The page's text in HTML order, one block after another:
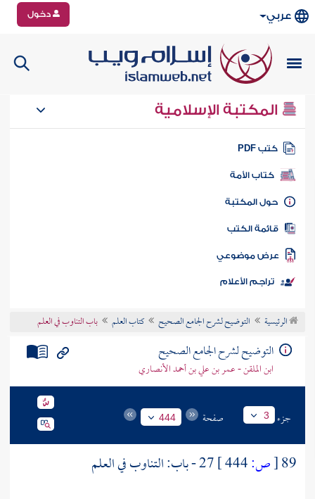
عربي دخول
المكتبة الإسلامية
كتب PDF
كتاب الأمة
المكتبة
الكتب
موضوعي
تراجم الأعلام
الرئيسية التوضيح لشرح الجامع الصحيح كتاب العلم باب التناوب في العلم
التوضيح لشرح الجامع الصحيح
ابن الملقن - عمر بن علي بن أحمد الأنصاري
جزء 3 صفحة 444
89
[ص:
27 - باب: التناوب في العلم